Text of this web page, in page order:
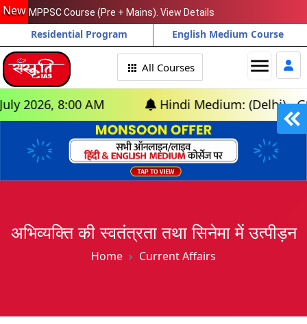
New MPPSC Course (Pre + Mains). View Details
Residential Program English Medium Course
menu
All Courses
8:00 AM Hindi Medium: (Delhi) - GS
अभिव्यक्ति की स्वतंत्रता तथा सिनेमा में उत्पीड़न
Home Current Affairs